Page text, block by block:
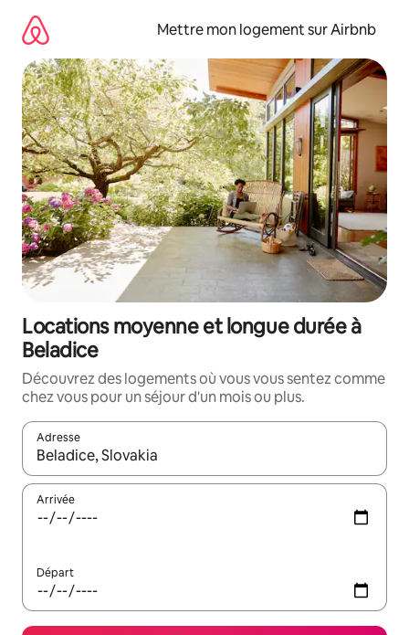
directement
contenu
Mettre mon logement sur Airbnb
Locations moyenne et longue durée à
Beladice
Découvrez des logements où vous vous sentez comme
chez vous pour un séjour d'un mois ou plus.
Adresse
Lorsque les résultats s'affichent, utilisez les flèches vers le
Arrivée
Départ